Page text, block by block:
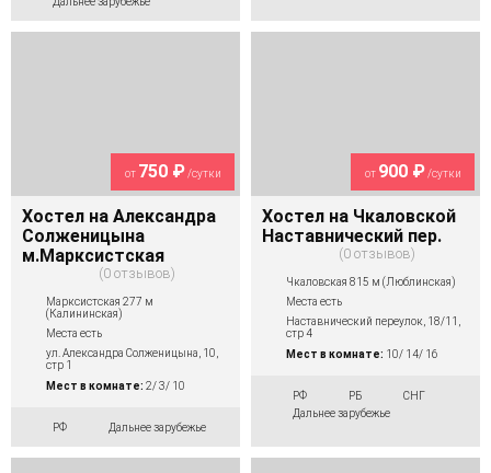
от 750 ₽/сутки
Хостел на Александра
Солженицына
м.Марксистская
0 отзывов
Марксистская 277 м
(Калининская)
Места есть
ул. Александра Солженицына, 10,
стр 1
Мест в комнате: 2/ 3/ 10
РФ Дальнее зарубежье
от 900 ₽/сутки
Хостел на Чкаловской
Наставнический пер.
0 отзывов
Чкаловская 815 м (Люблинская)
Места есть
Наставнический переулок, 18/11,
стр 4
Мест в комнате: 10/ 14/ 16
РФ РБ
СНГ
Дальнее зарубежье